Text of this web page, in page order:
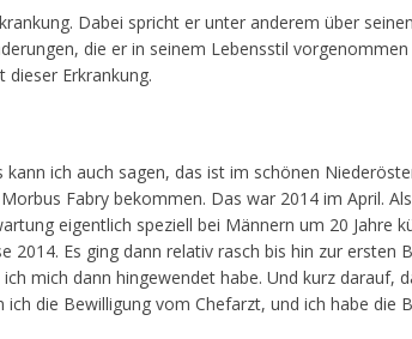
Dabei spricht er unter anderem über
die er in seinem Lebensstil vorgenommen
Erkrankung.
ich auch sagen, das ist im schönen
Fabry bekommen. Das war 2014 im April.
eigentlich speziell bei Männern um 20 Jahre
Es ging dann relativ rasch bis hin zur ersten
mich dann hingewendet habe. Und kurz darauf,
die Bewilligung vom Chefarzt, und ich habe die